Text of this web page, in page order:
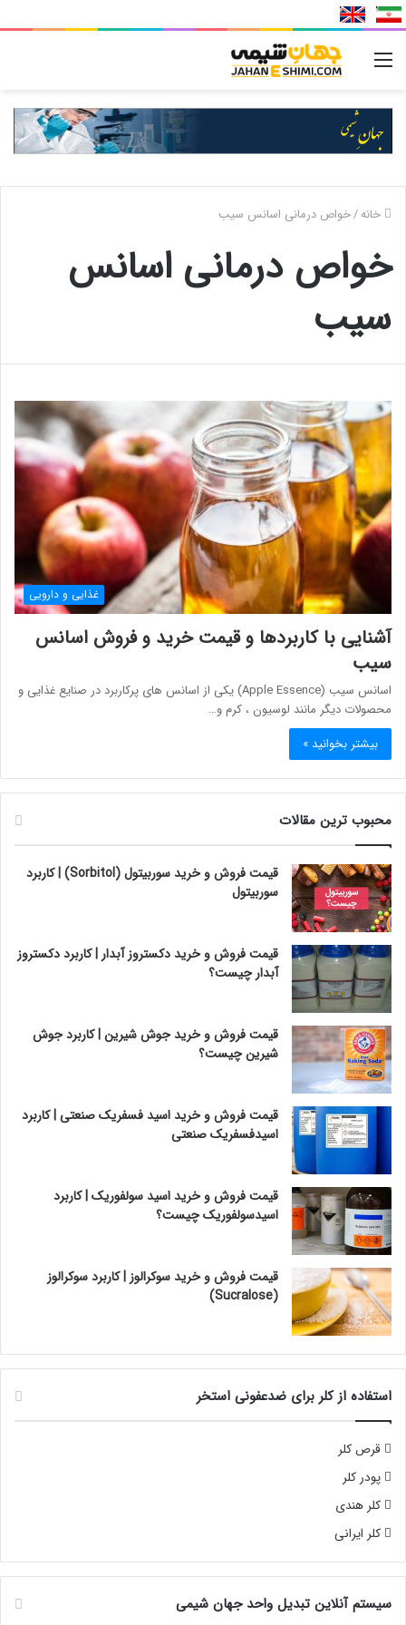
خانه/خواص درمانی اسانس سیب
خواص درمانی اسانس
سیب
غذایی و دارویی
آشنایی با کاربردها و قیمت خرید و فروش اسانس
سیب
اسانس سیب (Apple Essence) یکی از اسانس های پرکاربرد در صنایع غذایی و
محصولات دیگر مانند لوسیون ، کرم و…
بیشتر بخوانید »
محبوب ترین مقالات
قیمت فروش و خرید سوربیتول (Sorbitol) | کاربرد
سوربیتول
قیمت فروش و خرید دکستروز آبدار | کاربرد دکستروز
آبدار چیست؟
قیمت فروش و خرید جوش شیرین | کاربرد جوش
شیرین چیست؟
قیمت فروش و خرید اسید فسفریک صنعتی | کاربرد
اسیدفسفریک صنعتی
قیمت فروش و خرید اسید سولفوریک | کاربرد
اسیدسولفوریک چیست؟
قیمت فروش و خرید سوکرالوز | کاربرد سوکرالوز
(Sucralose)
استفاده از کلر برای ضدعفونی استخر
قرص کلر
پودر کلر
کلر هندی
کلر ایرانی
سیستم آنلاین تبدیل واحد جهان شیمی